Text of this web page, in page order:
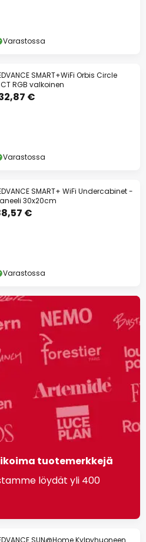
Varastossa
SMART+WiFi Orbis Circle
RGB valkoinen
€
Varastossa
SMART+ WiFi Undercabinet -
30x20cm
€
Varastossa
tuotemerkkejä
löydät yli 400